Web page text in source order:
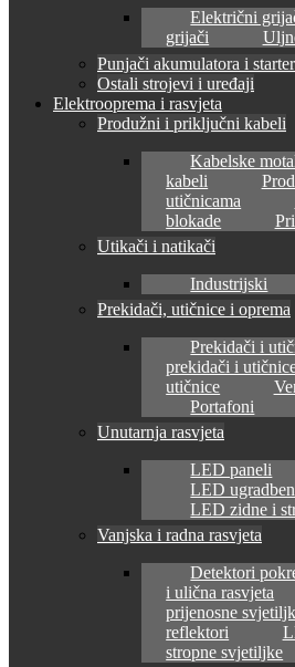
Električni
grijači
Punjači akumulatora i
Ostali strojevi i uređaji
Elektrooprema i rasvjeta
Produžni i priključni kabeli
Kabelske
kabeli
utičnicama
blokade
Utikači i natikači
Industrijski
Prekidači, utičnice i oprema
Prekidači i
prekidači i
utičnice
Portafoni
Unutarnja rasvjeta
LED paneli
LED
LED zidne i
Vanjska i radna rasvjeta
Detektori
i ulična rasvjeta
prijenosne
reflektori
stropne svjetiljke